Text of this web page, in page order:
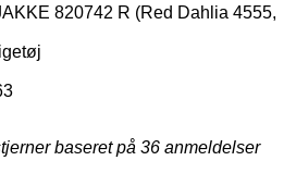
820742 R (Red Dahlia 4555,
baseret på 36 anmeldelser